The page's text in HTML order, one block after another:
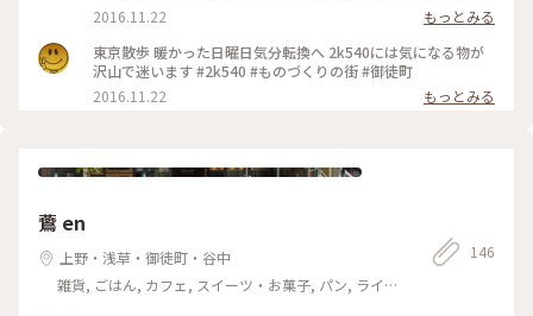
入された方には来年のカレンダーが頂けます。 #2k540 #もの
づくりの街 #にじゆら #手拭い #御徒町
2016.11.22
もっとみる
東京散歩 暖かった日曜日気分転換へ 2k540には気になる物が
沢山で迷います #2k540 #ものづくりの街 #御徒町
2016.11.22
もっとみる
鷰 en
上野・浅草・御徒町・谷中
雑貨, ごはん, カフェ, スイーツ・お菓子, パン, ライフ
146